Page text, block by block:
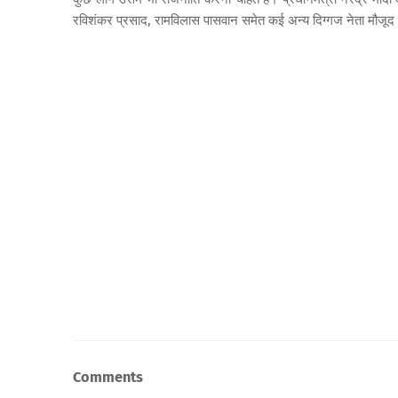
रविशंकर प्रसाद, रामविलास पासवान समेत कई अन्य दिग्गज नेता
Comments